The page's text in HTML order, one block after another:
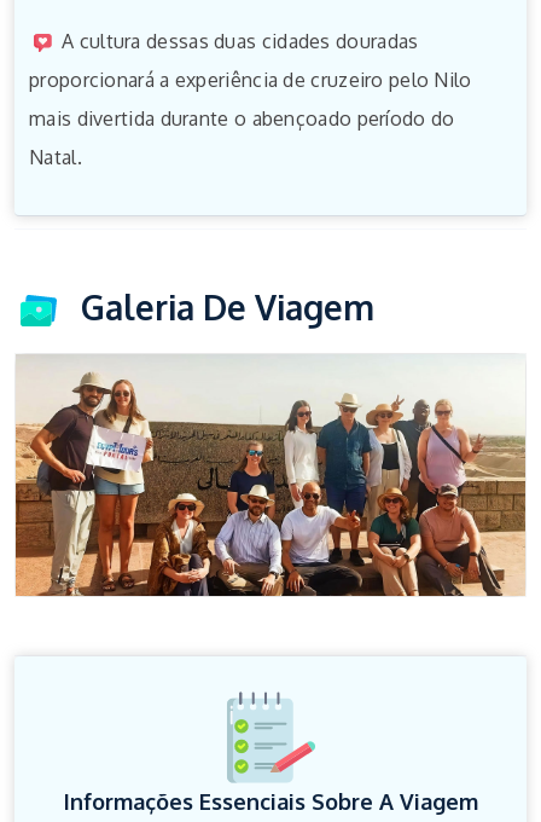
A cultura dessas duas cidades douradas
proporcionará a experiência de cruzeiro pelo Nilo
mais divertida durante o abençoado período do
Natal.
Galeria De Viagem
Informações Essenciais Sobre A Viagem